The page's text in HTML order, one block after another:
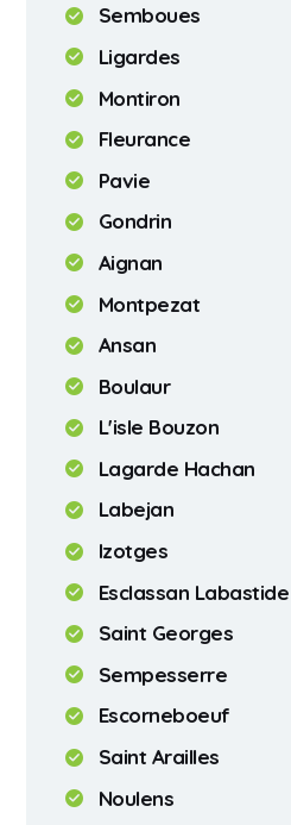
Semboues
Ligardes
Montiron
Fleurance
Pavie
Gondrin
Aignan
Montpezat
Ansan
Boulaur
L'isle Bouzon
Lagarde Hachan
Labejan
Izotges
Esclassan Labastide
Saint Georges
Sempesserre
Escorneboeuf
Saint Arailles
Noulens